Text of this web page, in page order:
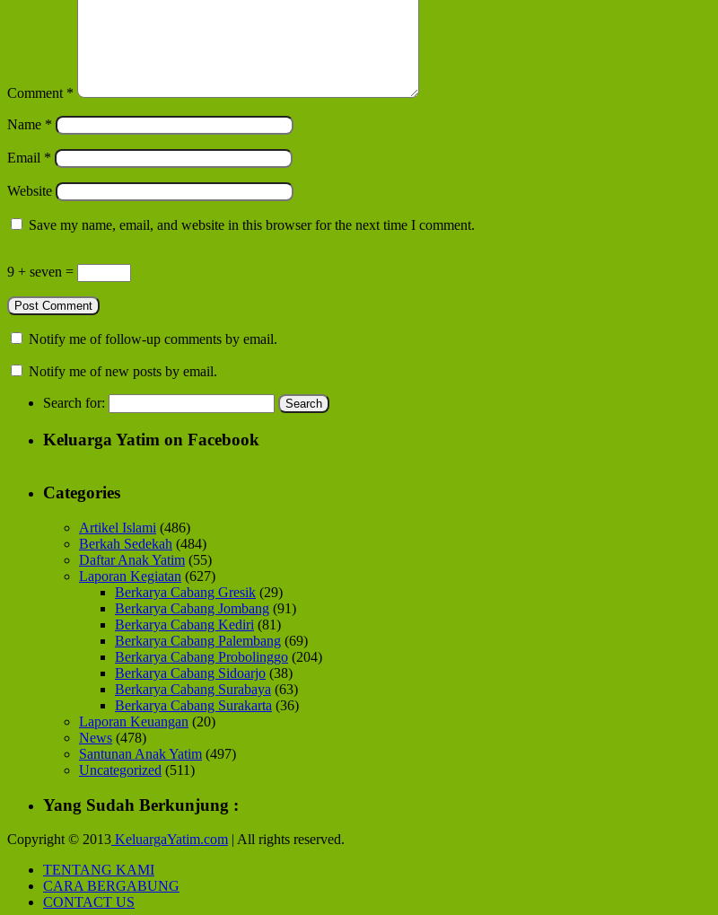
Comment *
Name *
Email *
Website
Save my name, email, and website in this browser for the next time I comment.
9 + seven =
Notify me of follow-up comments by email.
Notify me of new posts by email.
Search for:
Keluarga Yatim on Facebook
Categories
Artikel Islami (486)
Berkah Sedekah (484)
Daftar Anak Yatim (55)
Laporan Kegiatan (627)
Berkarya Cabang Gresik (29)
Berkarya Cabang Jombang (91)
Berkarya Cabang Kediri (81)
Berkarya Cabang Palembang (69)
Berkarya Cabang Probolinggo (204)
Berkarya Cabang Sidoarjo (38)
Berkarya Cabang Surabaya (63)
Berkarya Cabang Surakarta (36)
Laporan Keuangan (20)
News (478)
Santunan Anak Yatim (497)
Uncategorized (511)
Yang Sudah Berkunjung :
Copyright © 2013 KeluargaYatim.com | All rights reserved.
TENTANG KAMI
CARA BERGABUNG
CONTACT US